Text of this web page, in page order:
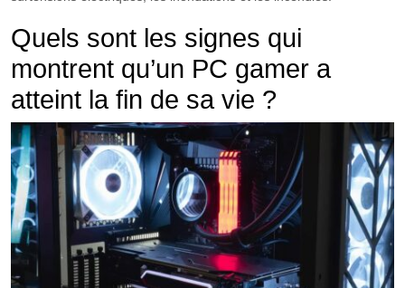
Quels sont les signes qui
montrent qu’un PC gamer a
atteint la fin de sa vie ?